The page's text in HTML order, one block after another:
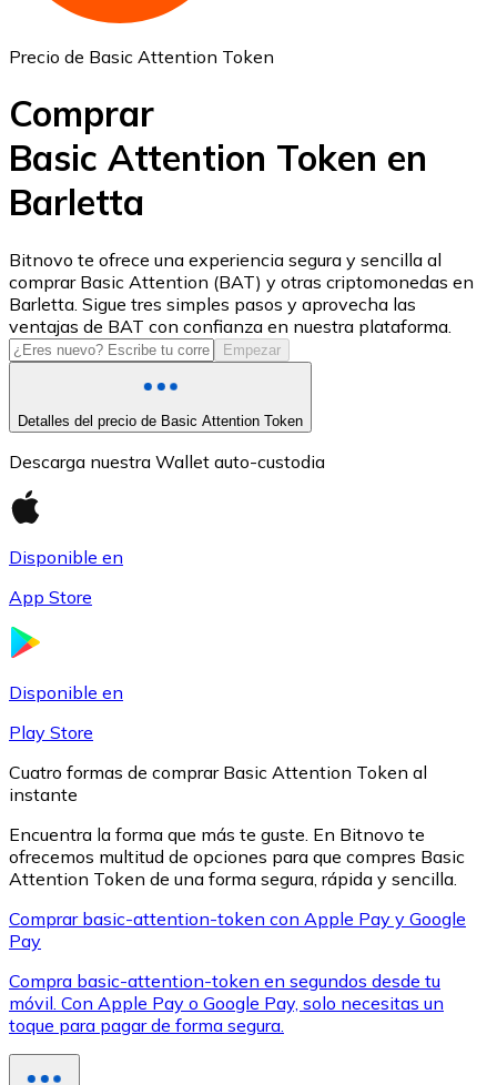
USD Coin
USDC
LTC
XRP
Ver todo
Efectivo
Precio de Basic Attention Token
Comprar
Basic Attention Token en
Barletta
Bitnovo te ofrece una experiencia segura y sencilla al
comprar Basic Attention (BAT) y otras criptomonedas en
Barletta. Sigue tres simples pasos y aprovecha las
ventajas de BAT con confianza en nuestra plataforma.
Empezar
Detalles del precio de Basic Attention Token
Descarga nuestra Wallet auto-custodia
Disponible en
App Store
Disponible en
Play Store
Cuatro formas de comprar Basic Attention Token al
instante
Encuentra la forma que más te guste. En Bitnovo te
ofrecemos multitud de opciones para que compres Basic
Attention Token de una forma segura, rápida y sencilla.
Comprar basic-attention-token con Apple Pay y Google
Pay
Compra basic-attention-token en segundos desde tu
móvil. Con Apple Pay o Google Pay, solo necesitas un
toque para pagar de forma segura.